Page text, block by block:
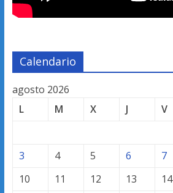
Calendario
agosto 2026
L
M X J V
3
4 5 6 7
10
11 12 13 14